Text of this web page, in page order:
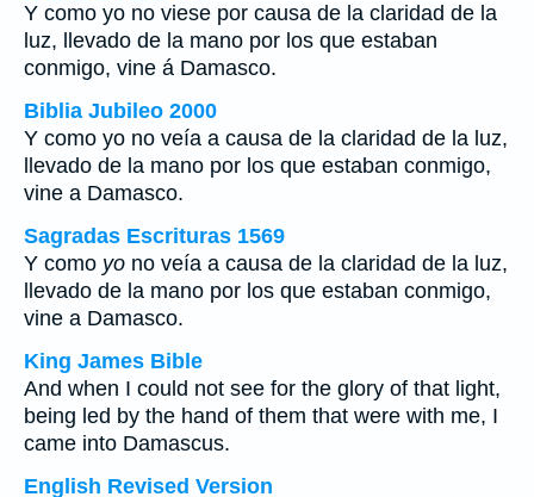
Y como yo no viese por causa de la claridad de la
luz, llevado de la mano por los que estaban
conmigo, vine á Damasco.
Biblia Jubileo 2000
Y como yo no veía a causa de la claridad de la luz,
llevado de la mano por los que estaban conmigo,
vine a Damasco.
Sagradas Escrituras 1569
Y como yo no veía a causa de la claridad de la luz,
llevado de la mano por los que estaban conmigo,
vine a Damasco.
King James Bible
And when I could not see for the glory of that light,
being led by the hand of them that were with me, I
came into Damascus.
English Revised Version